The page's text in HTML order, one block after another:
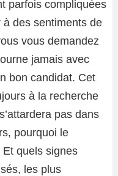
parfois compliquées
des sentiments de
vous demandez
jamais avec
bon candidat. Cet
à la recherche
pas dans
pourquoi le
quels signes
les plus